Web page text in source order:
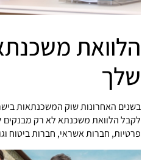
הלוואת
שלך
בשנים האחרונות שוק המשכנתאות
לקבל הלוואת משכנתא לא רק
פרטיות, חברות אשראי, חברות ביטוח